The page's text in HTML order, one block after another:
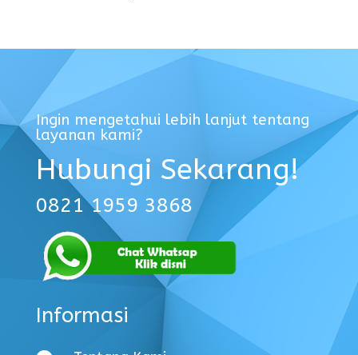
Ingin mengetahui lebih lanjut tentang
layanan kami?
Hubungi Sekarang!
0821 1959 3868
Informasi